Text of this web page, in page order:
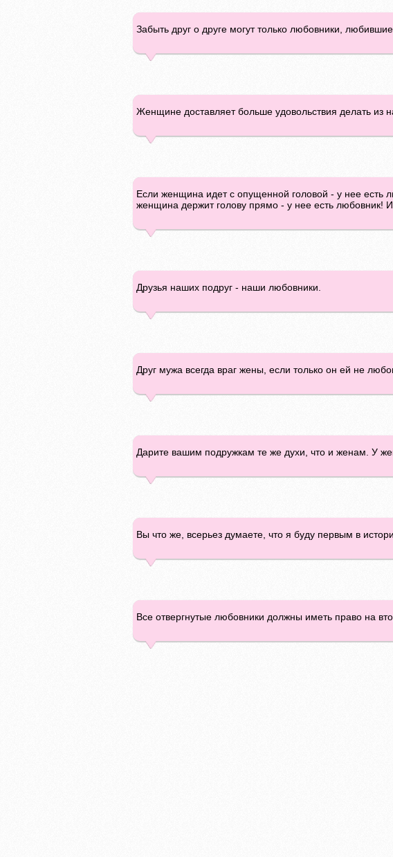
Забыть друг о друге могут только любовники,
Женщине доставляет больше удовольствия делать из
Если женщина идет с опущенной головой - у нее есть
женщина держит голову прямо - у нее есть любовник!
Друзья наших подруг - наши любовники.
Друг мужа всегда враг жены, если только он ей не
Дарите вашим подружкам те же духи, что и женам. У
Вы что же, всерьез думаете, что я буду первым в
Все отвергнутые любовники должны иметь право на